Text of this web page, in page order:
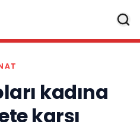
kadına
karşı